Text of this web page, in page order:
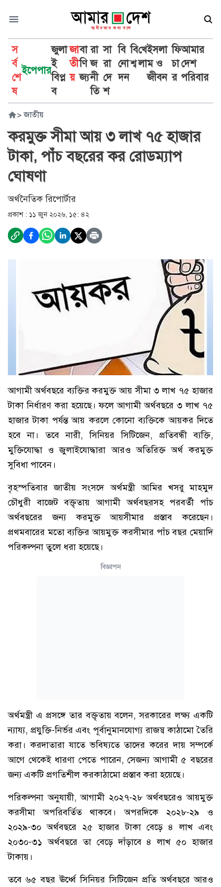
স
র্ব
শে
ষ
ইপেপার
জুলা
ই
বিপ্ল
ব
জা
তী
য়
বা
ণি
জ্য
রা
জ
নী
তি
সা
রা
দে
শ
বি
নো
দন
বি
শ্ব
খে
লা
ইসলা
ম ও
জীবন
ফি
চা
র
আমার
দেশ
পরিবার
> জাতীয়
করমুক্ত সীমা আয় ৩ লাখ ৭৫ হাজার
টাকা, পাঁচ বছরের কর রোডম্যাপ
ঘোষণা
অর্থনৈতিক রিপোর্টার
প্রকাশ : ১১ জুন ২০২৬, ১৫: ৪২
আগামী অর্থবছরে ব্যক্তির করমুক্ত আয় সীমা ৩ লাখ ৭৫ হাজার
টাকা নির্ধারণ করা হয়েছে। ফলে আগামী অর্থবছরে ৩ লাখ ৭৫
হাজার টাকা পর্যন্ত আয় করলে কোনো ব্যক্তিকে আয়কর দিতে
হবে না। তবে নারী, সিনিয়র সিটিজেন, প্রতিবন্ধী ব্যক্তি,
মুক্তিযোদ্ধা ও জুলাইযোদ্ধারা আরও অতিরিক্ত অর্থ করমুক্ত
সুবিধা পাবেন।
বৃহস্পতিবার জাতীয় সংসদে অর্থমন্ত্রী আমির খসরু মাহমুদ
চৌধুরী বাজেট বক্তৃতায় আগামী অর্থবছরসহ পরবর্তী পাঁচ
অর্থবছরের জন্য করমুক্ত আয়সীমার প্রস্তাব করেছেন।
প্রথমবারের মতো ব্যক্তির আয়মুক্ত করসীমার পাঁচ বছর মেয়াদি
পরিকল্পনা তুলে ধরা হয়েছে।
বিজ্ঞাপন
অর্থমন্ত্রী এ প্রসঙ্গে তার বক্তৃতায় বলেন, সরকারের লক্ষ্য একটি
ন্যায্য, প্রযুক্তি-নির্ভর এবং পূর্বানুমানযোগ্য রাজস্ব কাঠামো তৈরি
করা। করদাতারা যাতে ভবিষ্যতে তাদের করের দায় সম্পর্কে
আগে থেকেই ধারণা পেতে পারেন, সেজন্য আগামী ৫ বছরের
জন্য একটি প্রগতিশীল করকাঠামো প্রস্তাব করা হয়েছে।
পরিকল্পনা অনুযায়ী, আগামী ২০২৭-২৮ অর্থবছরেও আয়মুক্ত
করসীমা অপরিবর্তিত থাকবে। অপরদিকে ২০২৮-২৯ ও
২০২৯-৩০ অর্থবছরে ২৫ হাজার টাকা বেড়ে ৪ লাখ এবং
২০৩০-৩১ অর্থবছরে তা বেড়ে দাঁড়াবে ৪ লাখ ৫০ হাজার
টাকায়।
তবে ৬৫ বছর ঊর্ধ্বে সিনিয়র সিটিজেন প্রতি অর্থবছরে আরও